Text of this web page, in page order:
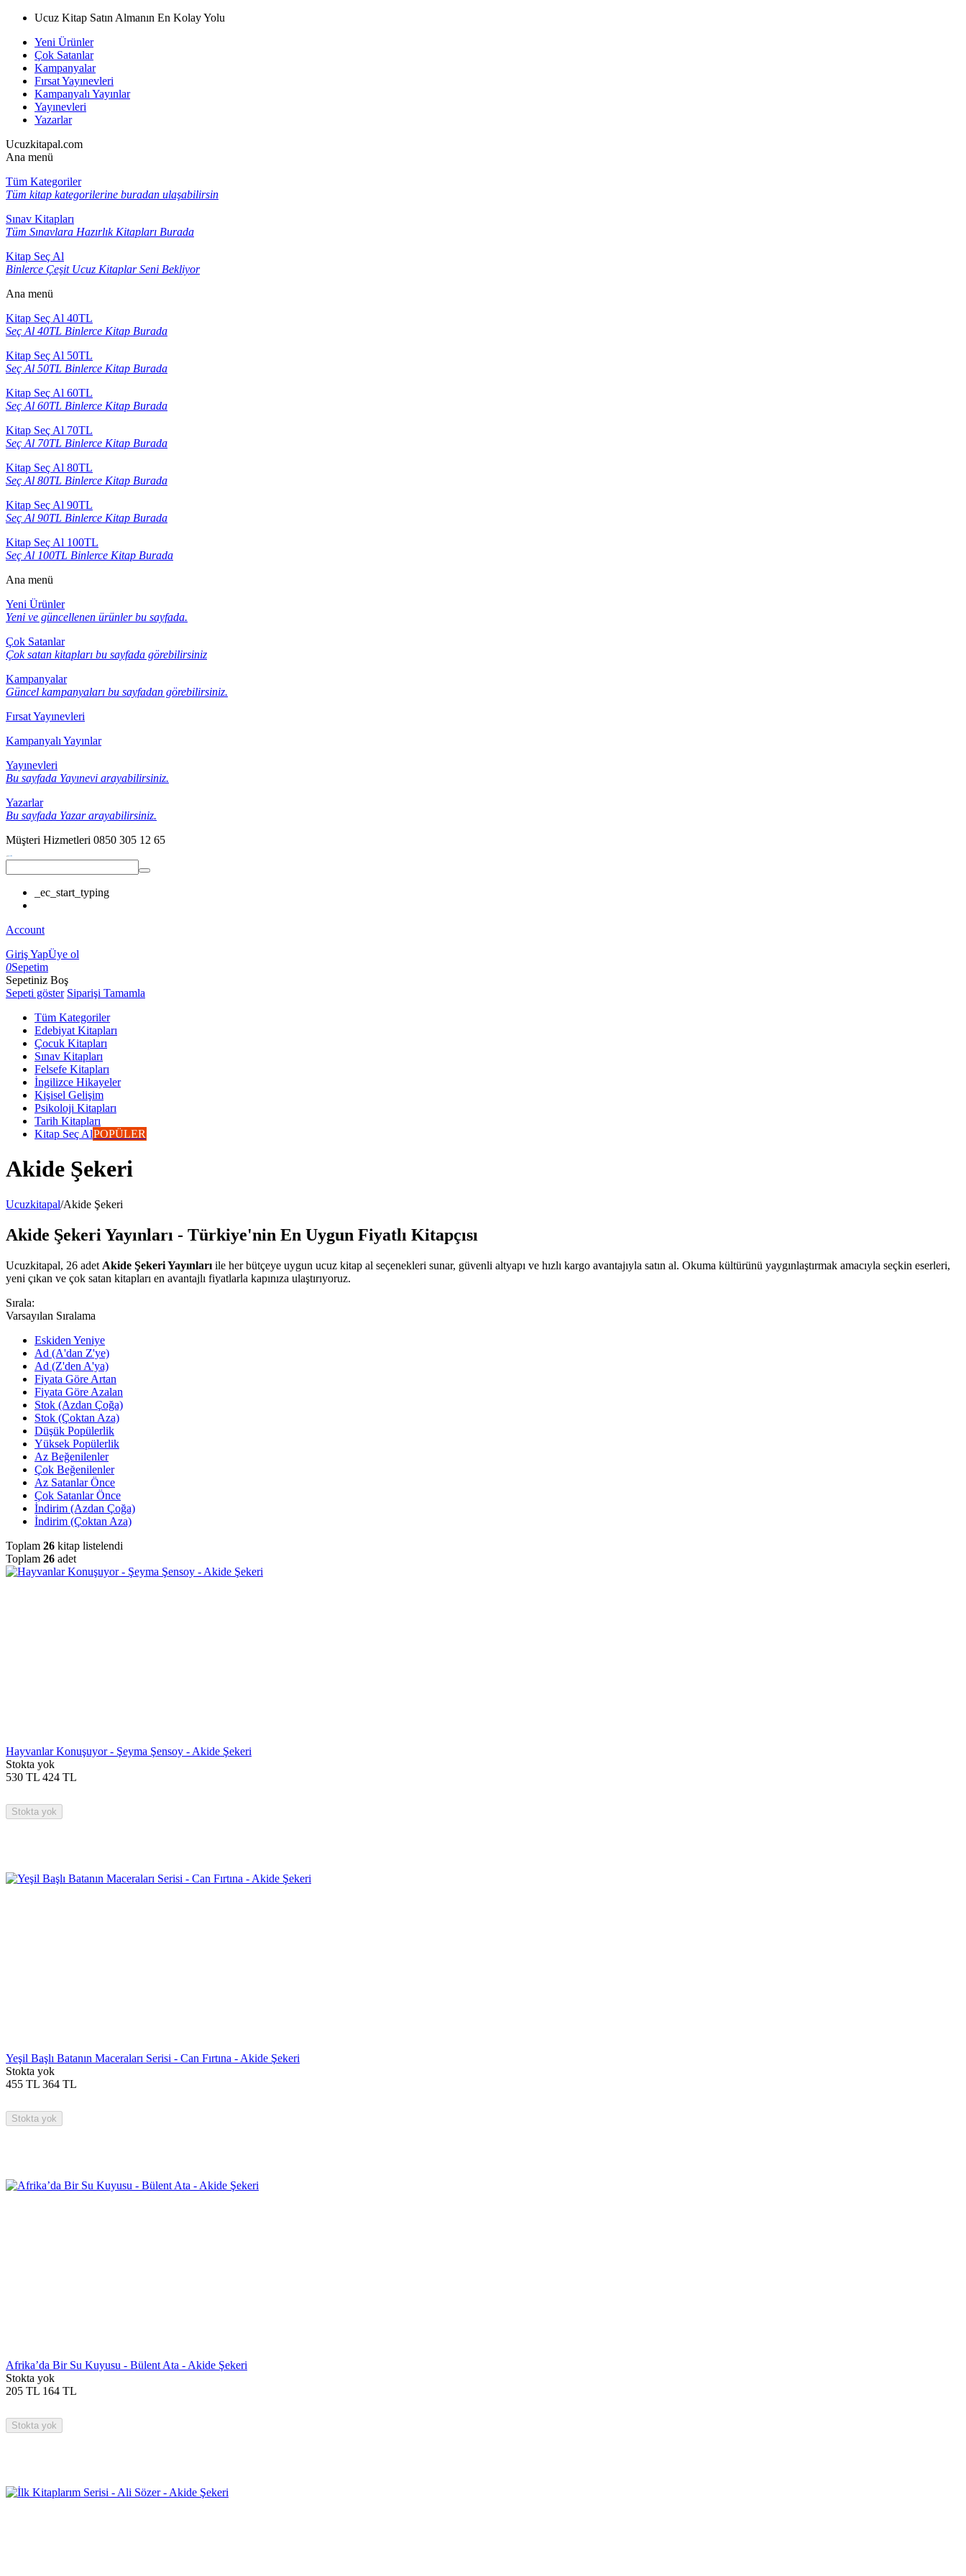
Ucuz Kitap Satın Almanın En Kolay Yolu
Yeni Ürünler
Çok Satanlar
Kampanyalar
Fırsat Yayınevleri
Kampanyalı Yayınlar
Yayınevleri
Yazarlar
Ucuzkitapal.com
Ana menü
Tüm Kategoriler
Tüm kitap kategorilerine buradan ulaşabilirsin
Sınav Kitapları
Tüm Sınavlara Hazırlık Kitapları Burada
Kitap Seç Al
Binlerce Çeşit Ucuz Kitaplar Seni Bekliyor
Ana menü
Kitap Seç Al 40TL
Seç Al 40TL Binlerce Kitap Burada
Kitap Seç Al 50TL
Seç Al 50TL Binlerce Kitap Burada
Kitap Seç Al 60TL
Seç Al 60TL Binlerce Kitap Burada
Kitap Seç Al 70TL
Seç Al 70TL Binlerce Kitap Burada
Kitap Seç Al 80TL
Seç Al 80TL Binlerce Kitap Burada
Kitap Seç Al 90TL
Seç Al 90TL Binlerce Kitap Burada
Kitap Seç Al 100TL
Seç Al 100TL Binlerce Kitap Burada
Ana menü
Yeni Ürünler
Yeni ve güncellenen ürünler bu sayfada.
Çok Satanlar
Çok satan kitapları bu sayfada görebilirsiniz
Kampanyalar
Güncel kampanyaları bu sayfadan görebilirsiniz.
Fırsat Yayınevleri
Kampanyalı Yayınlar
Yayınevleri
Bu sayfada Yayınevi arayabilirsiniz.
Yazarlar
Bu sayfada Yazar arayabilirsiniz.
Müşteri Hizmetleri 0850 305 12 65
_ec_start_typing
Account
Giriş YapÜye ol
0Sepetim
Sepetiniz Boş
Sepeti göster Siparişi Tamamla
Tüm Kategoriler
Edebiyat Kitapları
Çocuk Kitapları
Sınav Kitapları
Felsefe Kitapları
İngilizce Hikayeler
Kişisel Gelişim
Psikoloji Kitapları
Tarih Kitapları
Kitap Seç AlPOPÜLER
Akide Şekeri
Ucuzkitapal/Akide Şekeri
Akide Şekeri Yayınları - Türkiye'nin En Uygun Fiyatlı Kitapçısı
Ucuzkitapal, 26 adet Akide Şekeri Yayınları ile her bütçeye uygun ucuz kitap al seçenekleri sunar, güvenli altyapı ve hızlı kargo avantajıyla satın al. Okuma kültürünü yaygınlaştırmak amacıyla seçkin eserleri,
yeni çıkan ve çok satan kitapları en avantajlı fiyatlarla kapınıza ulaştırıyoruz.
Sırala:
Varsayılan Sıralama
Eskiden Yeniye
Ad (A'dan Z'ye)
Ad (Z'den A'ya)
Fiyata Göre Artan
Fiyata Göre Azalan
Stok (Azdan Çoğa)
Stok (Çoktan Aza)
Düşük Popülerlik
Yüksek Popülerlik
Az Beğenilenler
Çok Beğenilenler
Az Satanlar Önce
Çok Satanlar Önce
İndirim (Azdan Çoğa)
İndirim (Çoktan Aza)
Toplam 26 kitap listelendi
Toplam 26 adet
Hayvanlar Konuşuyor - Şeyma Şensoy - Akide Şekeri
Stokta yok
530 TL 424 TL
Stokta yok
Yeşil Başlı Batanın Maceraları Serisi - Can Fırtına - Akide Şekeri
Stokta yok
455 TL 364 TL
Stokta yok
Afrika’da Bir Su Kuyusu - Bülent Ata - Akide Şekeri
Stokta yok
205 TL 164 TL
Stokta yok